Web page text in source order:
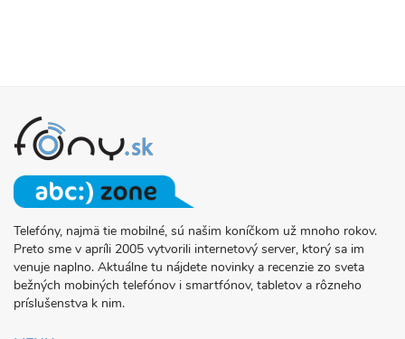
O
PROJEKTE
FONY.SK
Telefóny, najmä tie mobilné, sú našim koníčkom už mnoho rokov.
Preto sme v apríli 2005 vytvorili internetový server, ktorý sa im
venuje naplno. Aktuálne tu nájdete novinky a recenzie zo sveta
bežných mobiných telefónov i smartfónov, tabletov a rôzneho
príslušenstva k nim.